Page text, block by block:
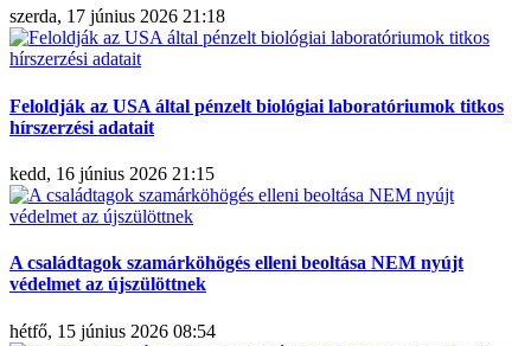
szerda, 17 június 2026 21:18
Feloldják az USA által pénzelt biológiai laboratóriumok titkos
hírszerzési adatait
kedd, 16 június 2026 21:15
A családtagok szamárköhögés elleni beoltása NEM nyújt
védelmet az újszülöttnek
hétfő, 15 június 2026 08:54